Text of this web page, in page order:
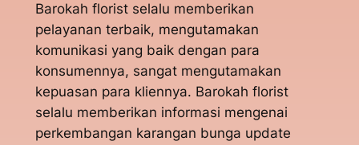
Barokah florist selalu memberikan
pelayanan terbaik, mengutamakan
komunikasi yang baik dengan para
konsumennya, sangat mengutamakan
kepuasan para kliennya. Barokah florist
selalu memberikan informasi mengenai
perkembangan karangan bunga update